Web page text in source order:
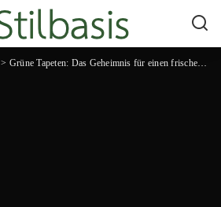
> Grüne Tapeten: Das Geheimnis für einen frischen und eleganten Wohnstil